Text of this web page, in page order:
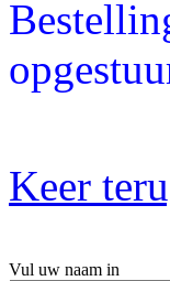
Keer
Vul uw naam in